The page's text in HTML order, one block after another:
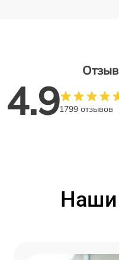
4.91799 отзывов
Наши